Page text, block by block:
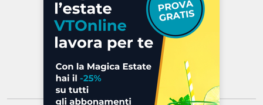
Chi siamo
Commenti e segnalazioni
Contattaci